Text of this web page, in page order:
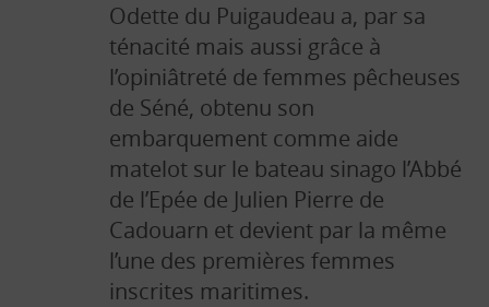
DÉMARCHES EN LIGNE
FOIRE AUX QUESTIONS
RECHERCHE
Odette du Puigaudeau a, par sa
ténacité mais aussi grâce à
l’opiniâtreté de femmes pêcheuses
de Séné, obtenu son
embarquement comme aide
matelot sur le bateau sinago l’Abbé
de l’Epée de Julien Pierre de
Cadouarn et devient par la même
l’une des premières femmes
inscrites maritimes.